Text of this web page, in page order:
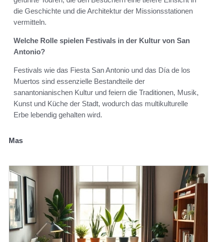
die Geschichte und die Architektur der Missionsstationen
vermitteln.
Welche Rolle spielen Festivals in der Kultur von San
Antonio?
Festivals wie das Fiesta San Antonio und das Día de los
Muertos sind essenzielle Bestandteile der
sanantonianischen Kultur und feiern die Traditionen, Musik,
Kunst und Küche der Stadt, wodurch das multikulturelle
Erbe lebendig gehalten wird.
Mas